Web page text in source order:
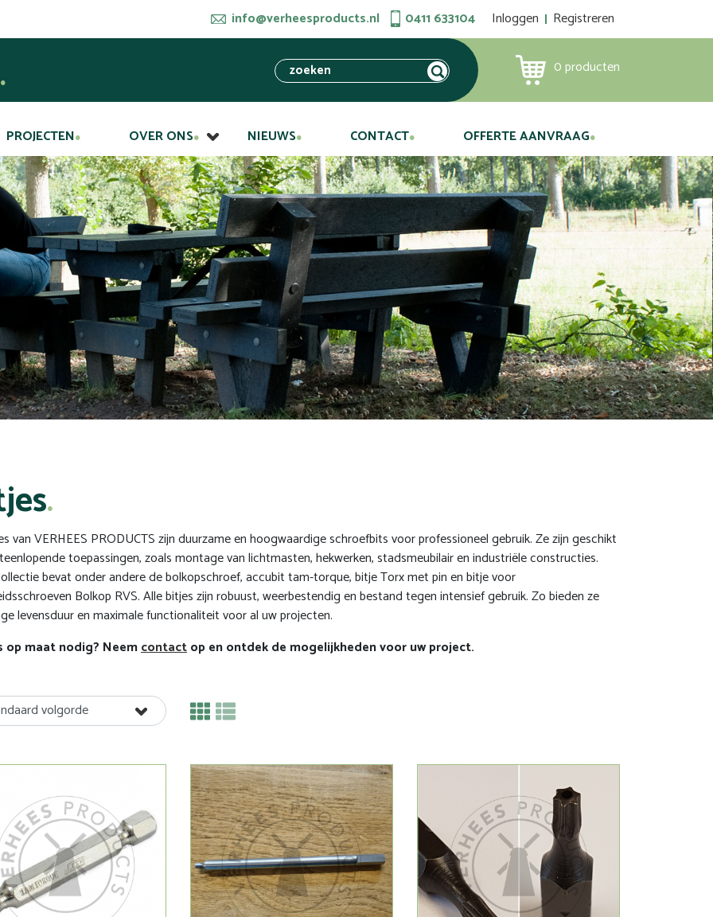
info@verheesproducts.nl 0411 633104 Inloggen Registreren
0producten
PROJECTEN OVER ONS NIEUWS CONTACT OFFERTE AANVRAAG
van VERHEES PRODUCTS zijn duurzame en hoogwaardige schroefbits voor professioneel gebruik. Ze zijn geschikt
toepassingen, zoals montage van lichtmasten, hekwerken, stadsmeubilair en industriële constructies.
bevat onder andere de bolkopschroef, accubit tam-torque, bitje Torx met pin en bitje voor
Bolkop RVS. Alle bitjes zijn robuust, weerbestendig en bestand tegen intensief gebruik. Zo bieden ze
levensduur en maximale functionaliteit voor al uw projecten.
op maat nodig? Neemcontactop en ontdek de mogelijkheden voor uw project.
volgorde